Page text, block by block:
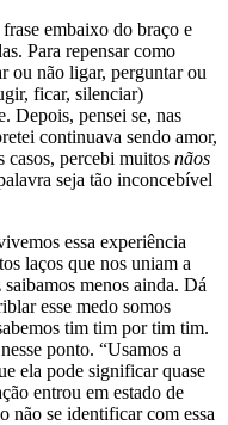
embaixo do braço e
Para repensar como
ou não ligar, perguntar ou
ficar, silenciar)
Depois, pensei se, nas
continuava sendo amor,
casos, percebi muitos nãos
seja tão inconcebível
essa experiência
laços que nos uniam a
menos ainda. Dá
esse medo somos
tim tim por tim tim.
ponto. “Usamos a
ela pode significar quase
entrou em estado de
não se identificar com essa